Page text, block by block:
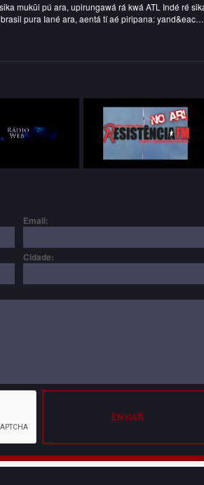
pú ara, upirungawá rá kwá ATL Indé ré sika i
umuatiri tá maku etá brasil pura Iané ara, aentá tí aé piripana: yand&eac…
Email:
Cidade:
ENVIAR